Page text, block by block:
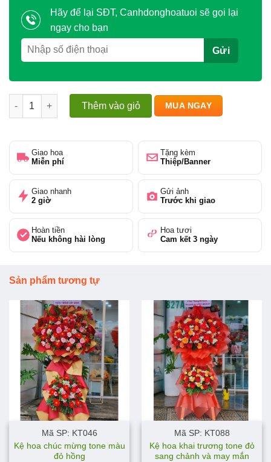
Hãy để lại SĐT, Canhdonghoatuoi sẽ gọi lại
ngay cho bạn
Kệ hoa chúc mừng số lượng
Thêm vào giỏ MUA NGAY
Giao hoa
Miễn phí
Tặng kèm
Thiệp/Banner
Giao nhanh
2 giờ
Gửi ảnh
Trước khi giao
Hoàn tiền
Nếu không hài lòng
Hoa tươi
Cam kết 3 ngày
Sản phẩm tương tự
Mã SP: KT046
Kệ hoa chúc mừng tone màu
đỏ hồng
Mã SP: KT088
Kệ hoa khai trương tone đỏ
sang chảnh và may mắn